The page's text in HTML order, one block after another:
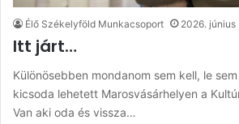
Élő Székelyföld Munkacsoport 2026. június
Itt járt…
Különösebben mondanom sem kell, le
kicsoda lehetett Marosvásárhelyen a
Van aki oda és vissza…